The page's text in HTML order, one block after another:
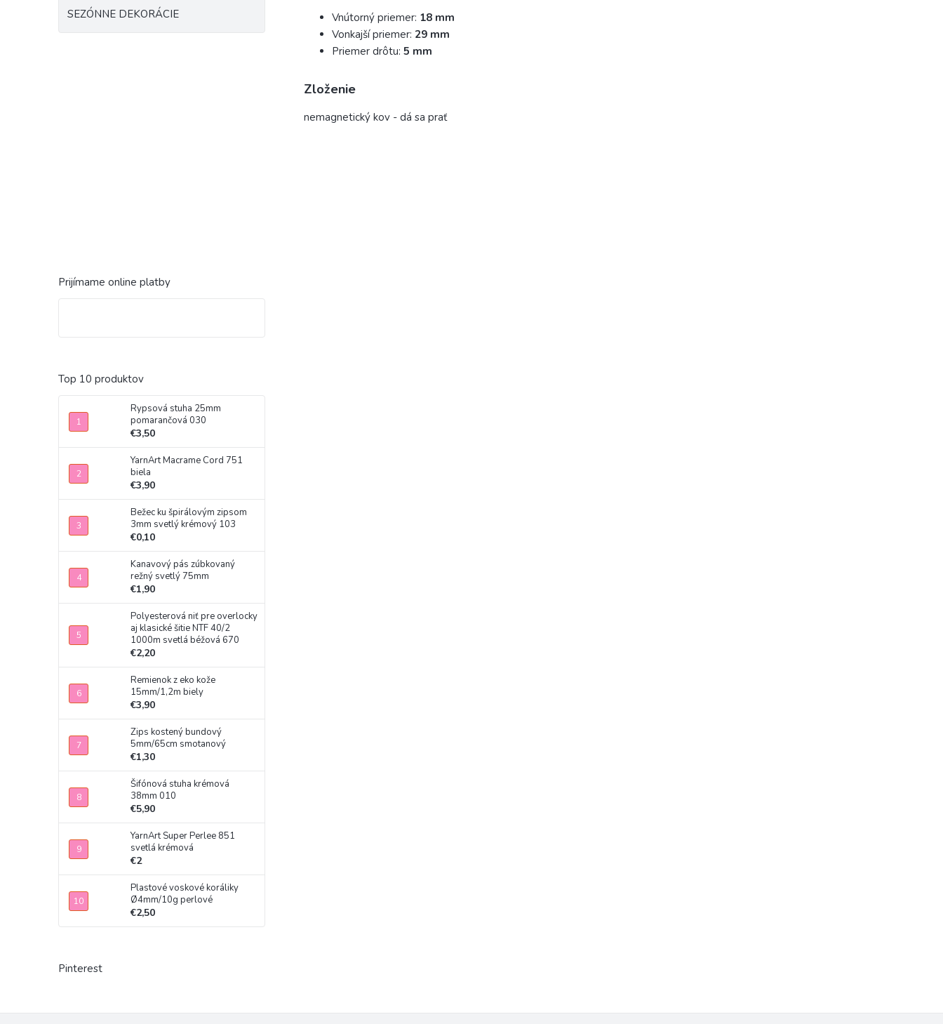
SEZÓNNE DEKORÁCIE
Prijímame online platby
Top 10 produktov
Rypsová stuha 25mm
pomarančová 030
€3,50
YarnArt Macrame Cord 751
biela
€3,90
Bežec ku špirálovým zipsom
3mm svetlý krémový 103
€0,10
Kanavový pás zúbkovaný
režný svetlý 75mm
€1,90
Polyesterová niť pre overlocky
aj klasické šitie NTF 40/2
1000m svetlá béžová 670
€2,20
Remienok z eko kože
15mm/1,2m biely
€3,90
Zips kostený bundový
5mm/65cm smotanový
€1,30
Šifónová stuha krémová
38mm 010
€5,90
YarnArt Super Perlee 851
svetlá krémová
€2
Plastové voskové koráliky
Ø4mm/10g perlové
€2,50
Pinterest
Vnútorný priemer: 18 mm
Vonkajší priemer: 29 mm
Priemer drôtu: 5 mm
Zloženie
nemagnetický kov - dá sa prať